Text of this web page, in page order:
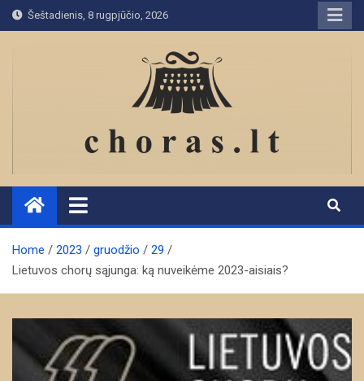
Skip
to
Šeštadienis, 8 rugpjūčio, 2026
Home 2023 gruodžio
29
Lietuvos chorų sąjunga: ką nuveikėme 2023-aisiais?